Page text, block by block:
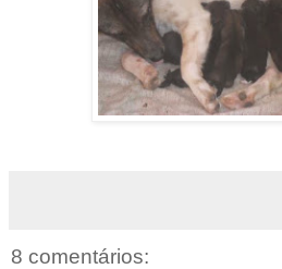
8 comentários: